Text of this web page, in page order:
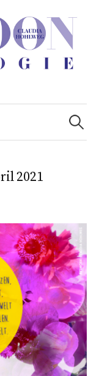
Suchen
nach:
2021